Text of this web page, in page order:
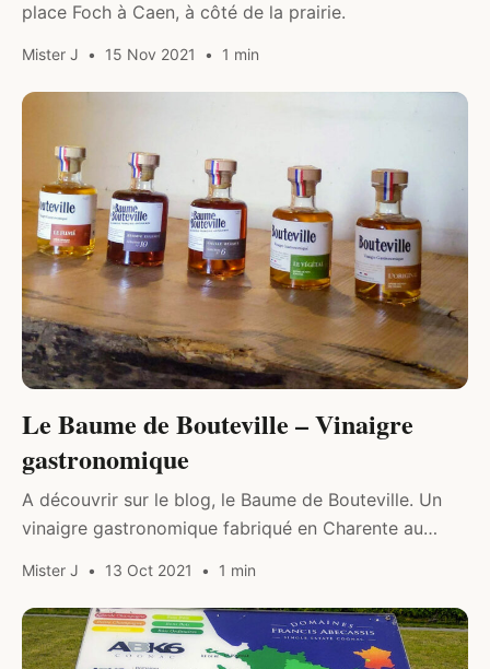
place Foch à Caen, à côté de la prairie.
Mister J 15 Nov 2021 1 min
Le Baume de Bouteville – Vinaigre
gastronomique
A découvrir sur le blog, le Baume de Bouteville. Un
vinaigre gastronomique fabriqué en Charente au
Mister J 13 Oct 2021 1 min
COCKTAILS & SPIRITUEUX